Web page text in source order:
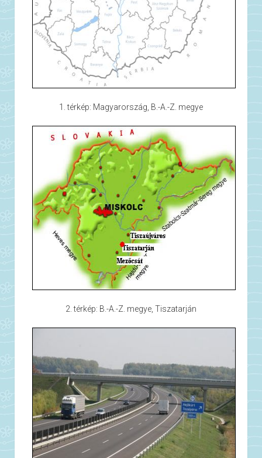
1. térkép: Magyarország, B.-A.-Z. megye
2. térkép: B.-A.-Z. megye, Tiszatarján